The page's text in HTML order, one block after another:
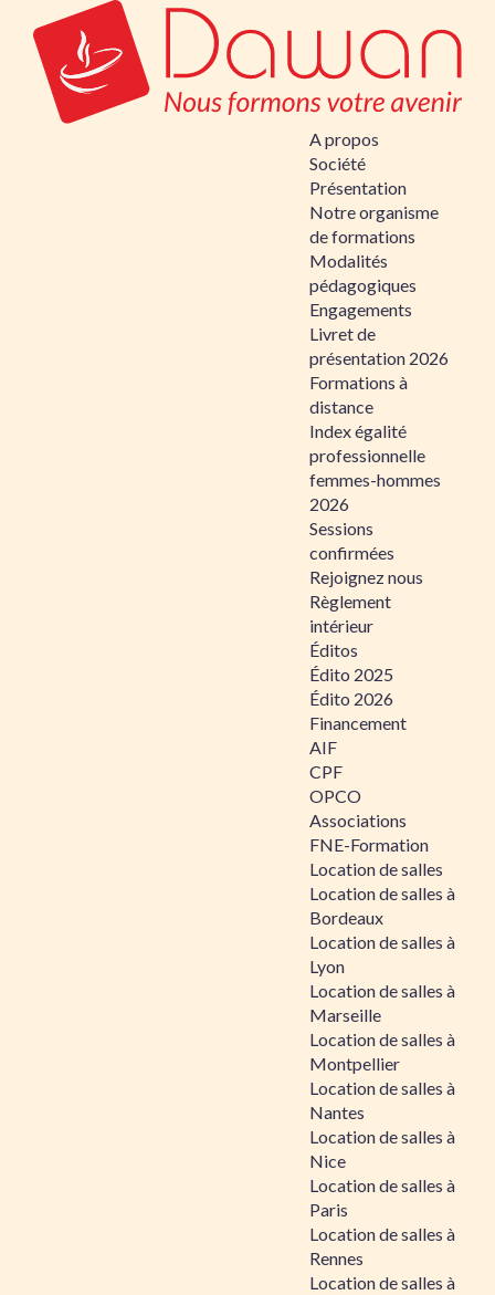
A propos
Société
Présentation
Notre organisme
de formations
Modalités
pédagogiques
Engagements
Livret de
présentation 2026
Formations à
distance
Index égalité
professionnelle
femmes-hommes
2026
Sessions
confirmées
Rejoignez nous
Règlement
intérieur
Éditos
Édito 2025
Édito 2026
Financement
AIF
CPF
OPCO
Associations
FNE-Formation
Location de salles
Location de salles à
Bordeaux
Location de salles à
Lyon
Location de salles à
Marseille
Location de salles à
Montpellier
Location de salles à
Nantes
Location de salles à
Nice
Location de salles à
Paris
Location de salles à
Rennes
Location de salles à